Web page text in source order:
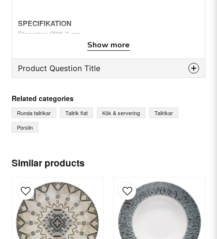
Similar products
SPECIFIKATION
Diameter: Ø25,7 cm
Material: Fältspatporslin
Vikt: 0,735 kg(s)
Show more
Product Question Title
Ask us something about this product...
Email
Yes, you can publish my question.
Related categories
Runda tallrikar Tallrik flat Kök & servering
Tallrikar
Porslin